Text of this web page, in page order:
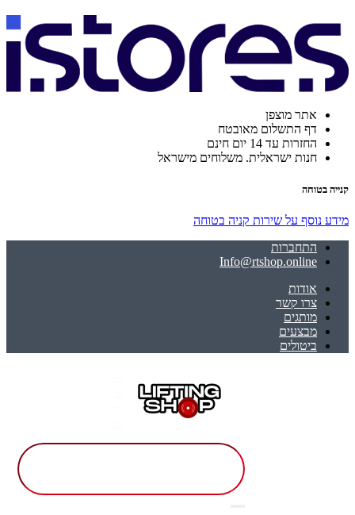
אתר מוצפן
דף התשלום מאובטח
החזרות עד 14 יום חינם
חנות ישראלית. משלוחים מישראל
קנייה בטוחה
מידע נוסף על שירות קניה בטוחה
התחברות
Info@rtshop.online
אודות
צרו קשר
מותגים
מבצעים
ביטולים